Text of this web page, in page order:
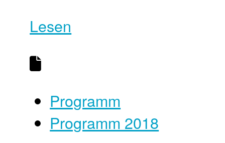
Lesen
Programm
Programm 2018